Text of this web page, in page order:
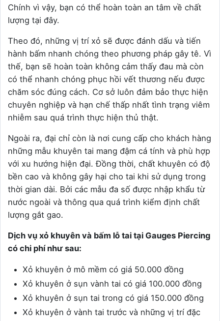
Chính vì vậy, bạn có thể hoàn toàn an tâm về chất
lượng tại đây.
Theo đó, những vị trí xỏ sẽ được đánh dấu và tiến
hành bấm nhanh chóng theo phương pháp gây tê. Vì
thế, bạn sẽ hoàn toàn không cảm thấy đau mà còn
có thể nhanh chóng phục hồi vết thương nếu được
chăm sóc đúng cách. Cơ sở luôn đảm bảo thực hiện
chuyên nghiệp và hạn chế thấp nhất tình trạng viêm
nhiễm sau quá trình thực hiện thủ thật.
Ngoài ra, đại chỉ còn là nơi cung cấp cho khách hàng
những mẫu khuyên tai mang đậm cá tính và phù hợp
với xu hướng hiện đại. Đồng thời, chất khuyên có độ
bền cao và không gây hại cho tai khi sử dụng trong
thời gian dài. Bởi các mẫu đa số được nhập khẩu từ
nước ngoài và thông qua quá trình kiểm định chất
lượng gắt gao.
Dịch vụ xỏ khuyên và bấm lỗ tai tại Gauges Piercing
có chi phí như sau:
Xỏ khuyên ở mô mềm có giá 50.000 đồng
Xỏ khuyên ở sụn vành tai có giá 100.000 đồng
Xỏ khuyên ở sụn tai trong có giá 150.000 đồng
Xỏ khuyên ở vành tai trước và những vị trí đặc